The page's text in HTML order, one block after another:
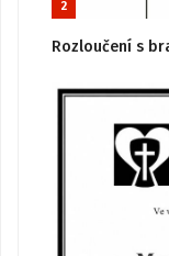
2
Rozloučení s